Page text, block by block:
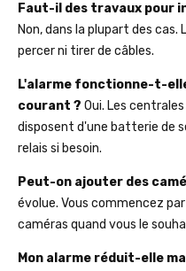
Faut-il des travaux pour
Non, dans la plupart des cas.
percer ni tirer de câbles.
L'alarme fonctionne-t-
courant ? Oui. Les
disposent d'une batterie de
relais si besoin.
Peut-on ajouter des
évolue. Vous commencez
caméras quand vous le
Mon alarme réduit-elle